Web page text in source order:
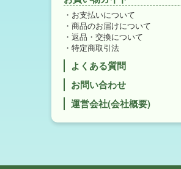
お支払いについて
商品のお届けについて
返品・交換について
特定商取引法
よくある質問
お問い合わせ
運営会社(会社概要)